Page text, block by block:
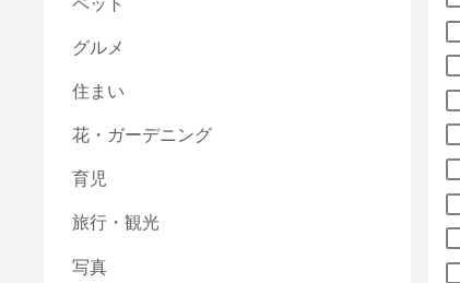
グルメ
住まい
花・ガーデニング
育児
旅行・観光
写真